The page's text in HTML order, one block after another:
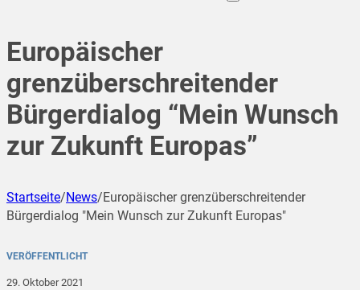
Europäischer
grenzüberschreitender
Bürgerdialog “Mein Wunsch
zur Zukunft Europas”
Startseite/News/Europäischer grenzüberschreitender
Bürgerdialog "Mein Wunsch zur Zukunft Europas"
VERÖFFENTLICHT
29. Oktober 2021